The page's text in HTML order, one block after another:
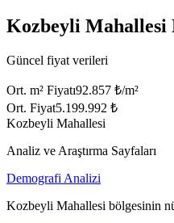
Kozbeyli Mahallesi
Güncel fiyat verileri
Ort. m² Fiyatı92.857 ₺/m²
Ort. Fiyat5.199.992 ₺
Kozbeyli Mahallesi
Analiz ve Araştırma Sayfaları
Demografi Analizi
Kozbeyli Mahallesi bölgesinin